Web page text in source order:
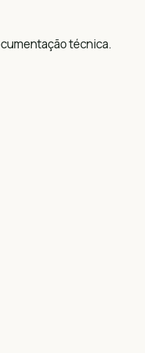
técnica.